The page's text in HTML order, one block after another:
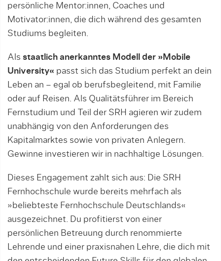
persönliche Mentor:innen, Coaches und
Motivator:innen, die dich während des gesamten
Studiums begleiten.
Als staatlich anerkanntes Modell der »Mobile
University« passt sich das Studium perfekt an dein
Leben an – egal ob berufsbegleitend, mit Familie
oder auf Reisen. Als Qualitätsführer im Bereich
Fernstudium und Teil der SRH agieren wir zudem
unabhängig von den Anforderungen des
Kapitalmarktes sowie von privaten Anlegern.
Gewinne investieren wir in nachhaltige Lösungen.
Dieses Engagement zahlt sich aus: Die SRH
Fernhochschule wurde bereits mehrfach als
»beliebteste Fernhochschule Deutschlands«
ausgezeichnet. Du profitierst von einer
persönlichen Betreuung durch renommierte
Lehrende und einer praxisnahen Lehre, die dich mit